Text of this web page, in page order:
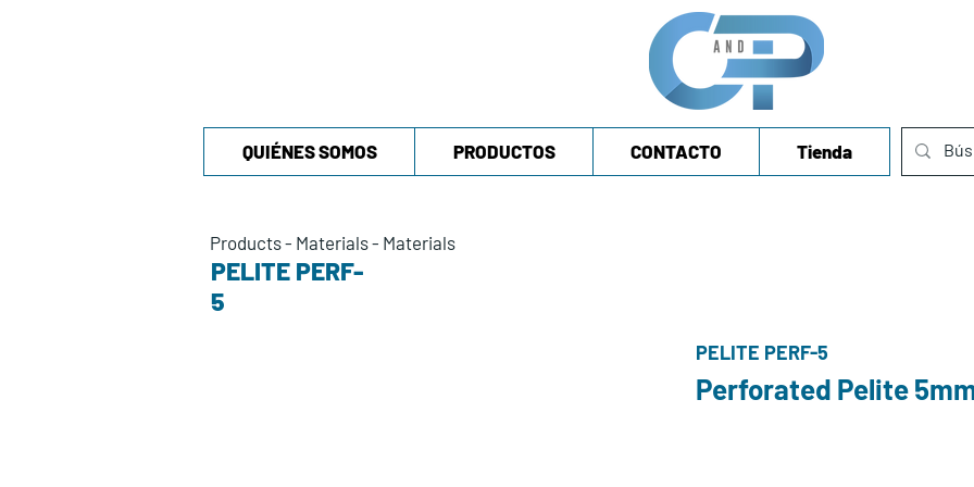
QUIÉNES SOMOS PRODUCTOS CONTACTO Tienda
Products- Materials- Materials
PELITE PERF-
5
PELITE PERF-5
Perforated Pelite